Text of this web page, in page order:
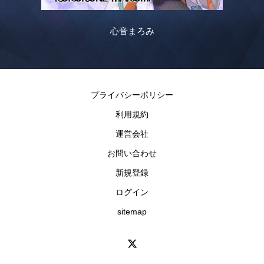
心音まろみ
プライバシーポリシー
利用規約
運営会社
お問い合わせ
新規登録
ログイン
sitemap